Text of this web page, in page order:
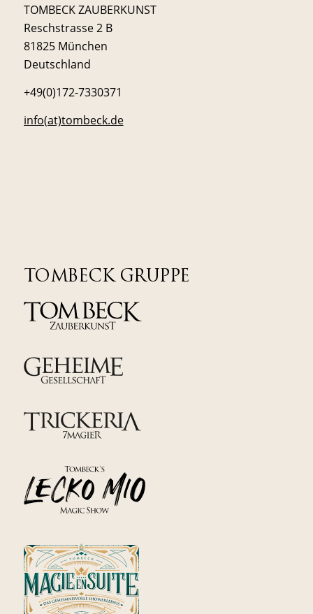
TOMBECK ZAUBERKUNST
Reschstrasse 2 B
81825 München
Deutschland
+49(0)172-7330371
info(at)tombeck.de
TOMBECK GRUPPE